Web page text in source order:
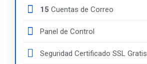
15 Cuentas de Correo
Panel de Control
Seguridad Certificado SSL Gratis